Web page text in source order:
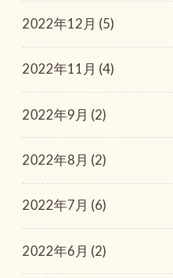
2022年12月 (5)
2022年11月 (4)
2022年9月 (2)
2022年8月 (2)
2022年7月 (6)
2022年6月 (2)